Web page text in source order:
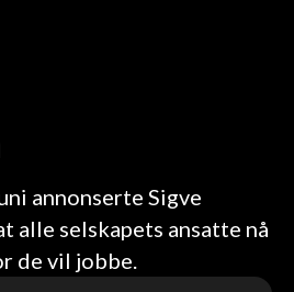
annonserte Sigve
alle selskapets ansatte nå
de vil jobbe.